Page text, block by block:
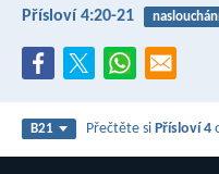
Přísloví 4:20-21
B21 Přečtěte siPřísloví 4